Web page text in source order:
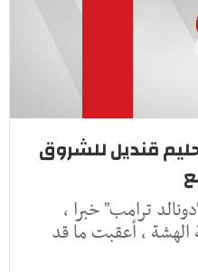
قنديل للشروق
ترامب" خبرا ،
الهشة ، أعقبت ما قد